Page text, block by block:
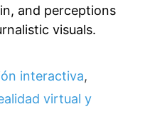
and perceptions
visuals.
interactiva,
virtual y